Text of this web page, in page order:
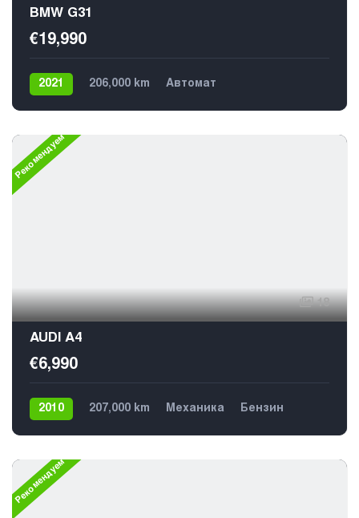
BMW G31
€19,990
2021 206,000 km
Автомат
Рекомендуем
18
AUDI A4
€6,990
2010 207,000 km Механика
Бензин
Рекомендуем